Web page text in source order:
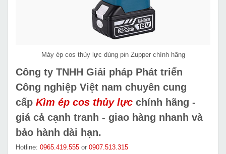
Máy ép cos thủy lực dùng pin Zupper chính hãng
Công ty TNHH Giải pháp Phát triển
Công nghiệp Việt nam chuyên cung
cấp Kìm ép cos thủy lực chính hãng -
giá cả cạnh tranh - giao hàng nhanh và
bảo hành dài hạn.
Hotline: 0965.419.555 or 0907.513.315